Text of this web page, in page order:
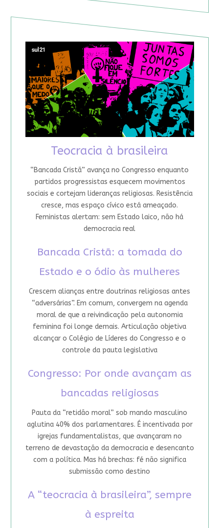
Teocracia à brasileira
“Bancada Cristã” avança no Congresso enquanto
partidos progressistas esquecem movimentos
sociais e cortejam lideranças religiosas. Resistência
cresce, mas espaço cívico está ameaçado.
Feministas alertam: sem Estado laico, não há
democracia real
Bancada Cristã: a tomada do
Estado e o ódio às mulheres
Crescem alianças entre doutrinas religiosas antes
“adversárias”. Em comum, convergem na agenda
moral de que a reivindicação pela autonomia
feminina foi longe demais. Articulação objetiva
alcançar o Colégio de Líderes do Congresso e o
controle da pauta legislativa
Congresso: Por onde avançam as
bancadas religiosas
Pauta da “retidão moral” sob mando masculino
aglutina 40% dos parlamentares. É incentivada por
igrejas fundamentalistas, que avançaram no
terreno de devastação da democracia e desencanto
com a política. Mas há brechas: fé não significa
submissão como destino
A “teocracia à brasileira”, sempre
à espreita